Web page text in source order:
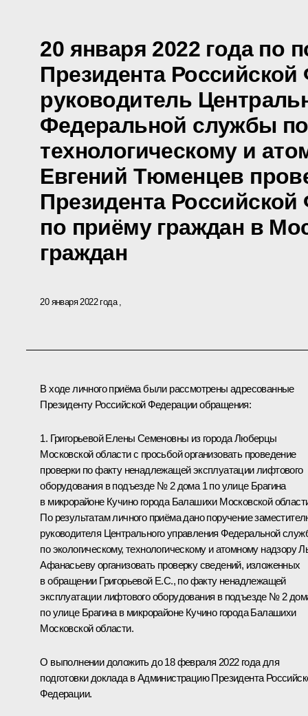
20 января 2022 года по
Президента
руководитель
Федеральной службы по
технологическому и
Евгений Тюменцев
Президента
по приёму граждан в
граждан
20 января 2022 года
В ходе личного приёма были рассмотрены адресованные
Президенту Российской Федерации обращения:
1. Григорьевой Елены Семеновны из города Люберцы
Московской области с просьбой организовать проведение
проверки по факту ненадлежащей эксплуатации лифтового
оборудования в подъезде № 2 дома 1 по улице Брагина
в микрорайоне Кучино города Балашихи Московской
По результатам личного приёма дано поручение
руководителя Центрального управления Федеральной
по экологическому, технологическому и атомному надзору
Афанасьеву организовать проверку сведений, изложенных
в обращении Григорьевой Е.С., по факту ненадлежащей
эксплуатации лифтового оборудования в подъезде № 2
по улице Брагина в микрорайоне Кучино города Балашихи
Московской области.
О выполнении доложить до 18 февраля 2022 года для
подготовки доклада в Администрацию Президента
Федерации.